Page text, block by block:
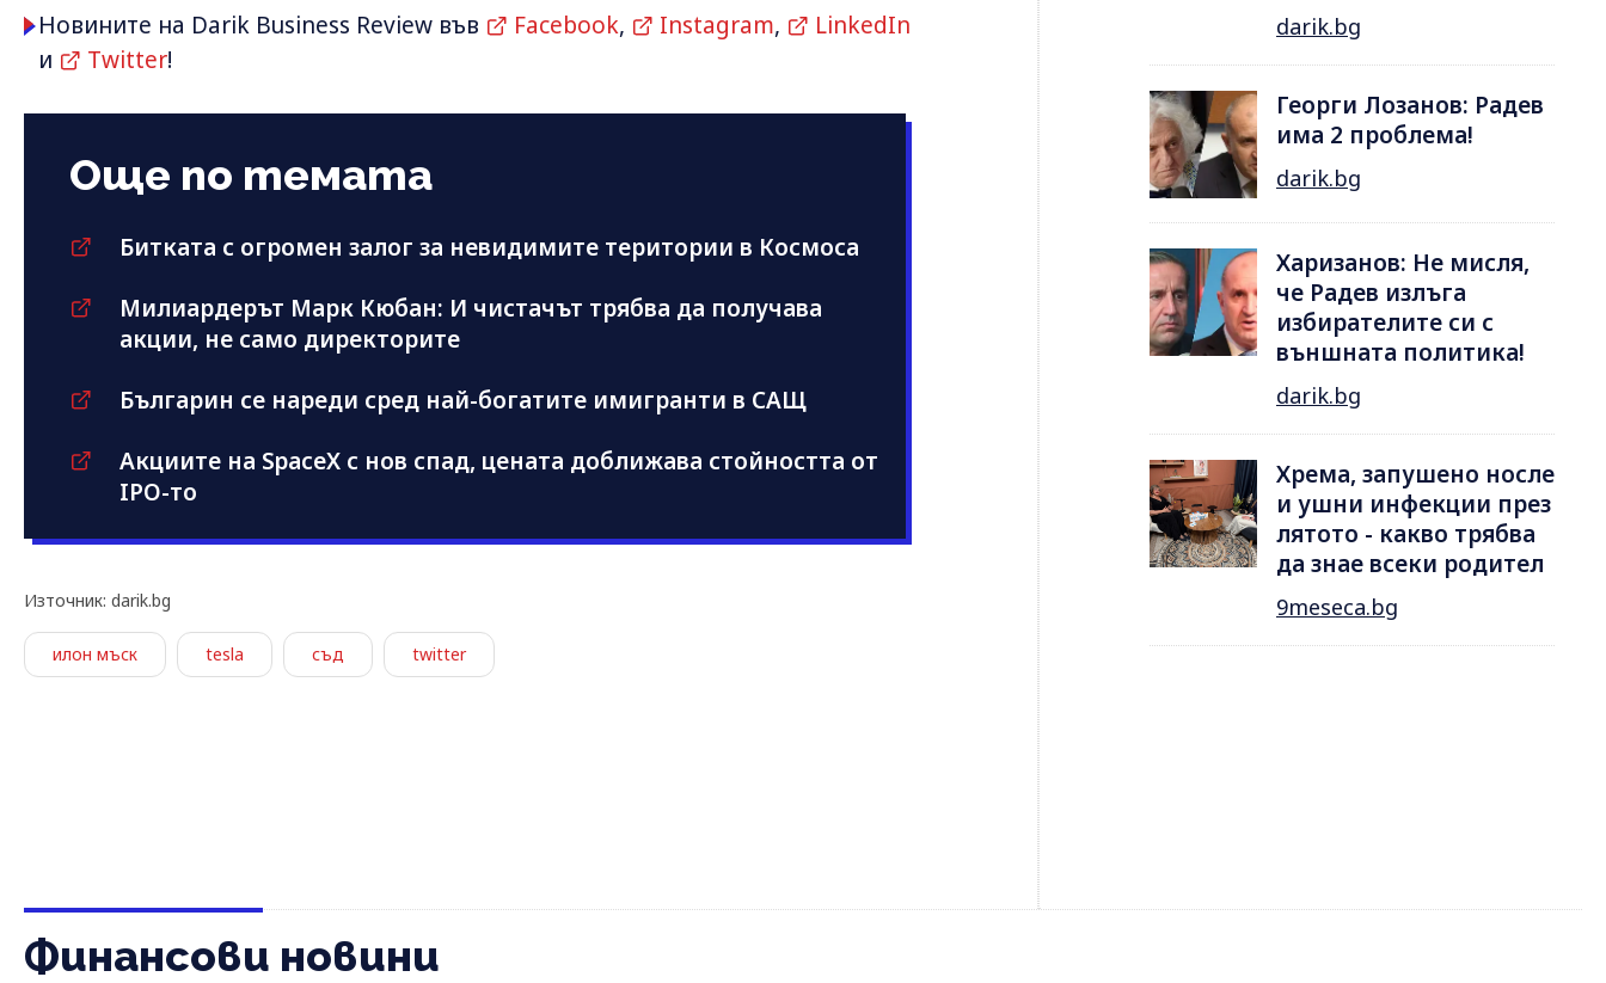
Новините на Darik Business Review във Facebook, Instagram,
LinkedIn
и
Twitter!
Още по темата
Битката с огромен залог за невидимите територии в Космоса
Милиардерът Марк Кюбан: И чистачът трябва да получава
акции, не само директорите
Българин се нареди сред най-богатите имигранти в САЩ
Акциите на SpaceX с нов спад, цената доближава стойността от
IPO-то
Източник: darik.bg
илон мъск tesla съд twitter
darik.bg
Георги Лозанов: Радев
има 2 проблема!
darik.bg
Харизанов: Не мисля,
че Радев излъга
избирателите си с
външната политика!
darik.bg
Хрема, запушено носле
и ушни инфекции през
лятотo - какво трябва
да знае всеки родител
9meseca.bg
Финансови новини